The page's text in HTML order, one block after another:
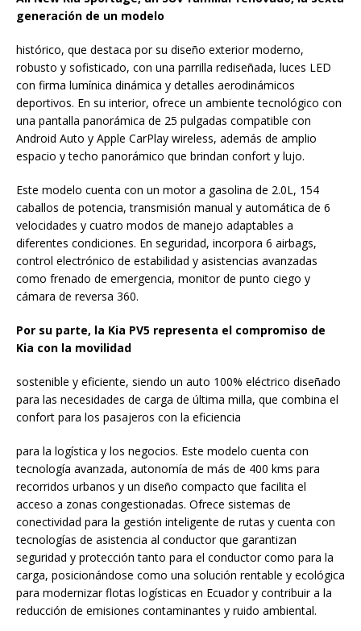
generación de un modelo
histórico, que destaca por su diseño exterior moderno,
robusto y sofisticado, con una parrilla rediseñada, luces LED
con firma lumínica dinámica y detalles aerodinámicos
deportivos. En su interior, ofrece un ambiente tecnológico con
una pantalla panorámica de 25 pulgadas compatible con
Android Auto y Apple CarPlay wireless, además de amplio
espacio y techo panorámico que brindan confort y lujo.
Este modelo cuenta con un motor a gasolina de 2.0L, 154
caballos de potencia, transmisión manual y automática de 6
velocidades y cuatro modos de manejo adaptables a
diferentes condiciones. En seguridad, incorpora 6 airbags,
control electrónico de estabilidad y asistencias avanzadas
como frenado de emergencia, monitor de punto ciego y
cámara de reversa 360.
Por su parte, la Kia PV5 representa el compromiso de
Kia con la movilidad
sostenible y eficiente, siendo un auto 100% eléctrico diseñado
para las necesidades de carga de última milla, que combina el
confort para los pasajeros con la eficiencia
para la logística y los negocios. Este modelo cuenta con
tecnología avanzada, autonomía de más de 400 kms para
recorridos urbanos y un diseño compacto que facilita el
acceso a zonas congestionadas. Ofrece sistemas de
conectividad para la gestión inteligente de rutas y cuenta con
tecnologías de asistencia al conductor que garantizan
seguridad y protección tanto para el conductor como para la
carga, posicionándose como una solución rentable y ecológica
para modernizar flotas logísticas en Ecuador y contribuir a la
reducción de emisiones contaminantes y ruido ambiental.